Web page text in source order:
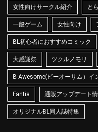
女性向けサークル紹介 と
一般ゲーム 女性向け
BL初心者におすすめコミック
大感謝祭 ツクルノモリ
B-Awesome(ビーオーサム）イ
Fantia 通販アップデート
オリジナルBL同人誌特集